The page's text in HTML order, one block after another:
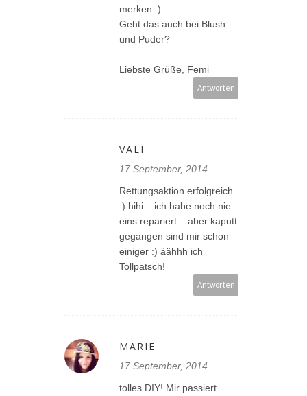
merken :)
Geht das auch bei Blush
und Puder?
Liebste Grüße, Femi
Antworten
VALI
17 September, 2014
Rettungsaktion erfolgreich
:) hihi... ich habe noch nie
eins repariert... aber kaputt
gegangen sind mir schon
einiger :) äähhh ich
Tollpatsch!
Antworten
MARIE
17 September, 2014
tolles DIY! Mir passiert